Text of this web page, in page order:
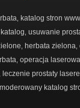
katalog stron www
katalog usuwanie
herbata zielona
operacja laserowa
leczenie prostaty
moderowany katalog